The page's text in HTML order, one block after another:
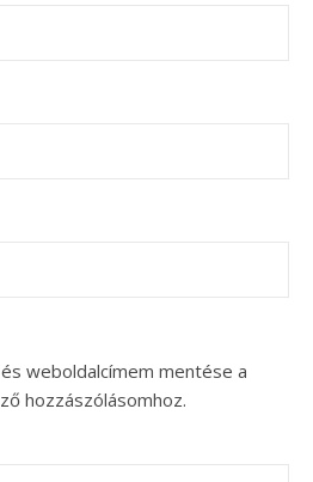
weboldalcímem mentése a
hozzászólásomhoz.